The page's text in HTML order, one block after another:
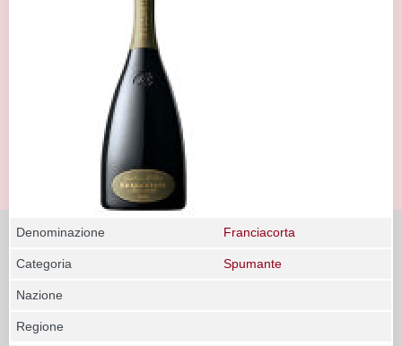
Denominazione Franciacorta
Categoria Spumante
Nazione
Regione